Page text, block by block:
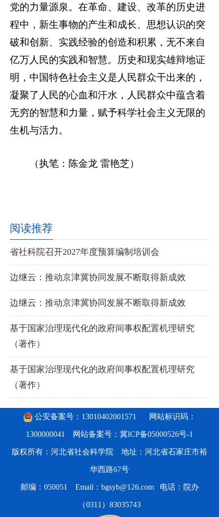
党的力量源泉。在革命、建设、改革的历史进
程中，新生事物的产生和成长、思想认识的突
破和创新、实践经验的创造和积累，无不来自
亿万人民的实践和智慧。历史和现实雄辩地证
明，中国特色社会主义是人民群众干出来的，
凝聚了人民的心血和汗水，人民群众中蕴含着
无穷的智慧和力量，赋予科学社会主义无限的
生机与活力。
（执笔：陈金龙 雷艳芝）
阅读推荐
省社科院召开2027年度预算编制培训会
边继云：推动京津冀协同发展不断取得新成效
边继云：推动京津冀协同发展不断取得新成效
基于国家治理现代化的政府间事权配置机理研究
（著作）
基于国家治理现代化的政府间事权配置机理研究
（著作）
公安备案号：13010402001571 网站标识码：
1300000041 网站备案号： 冀ICP备05000526号-1
版权所有：河北省社会科学院 地址：河北省石家庄市裕
华西路67号
邮编：050051 Email：bgsyb@126.com 电话：院办
（0311）83035743